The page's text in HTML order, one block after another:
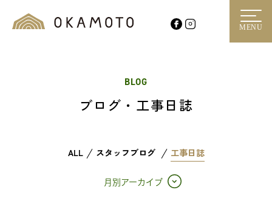
MENU
BLOG
ブログ・工事日誌
ALL スタッフブログ 工事日誌
月別アーカイブ